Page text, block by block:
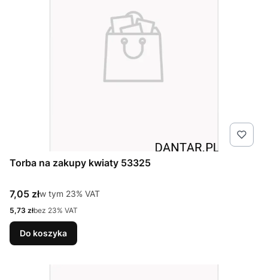
Torba na zakupy kwiaty 53325
Cena brutto
7,05 złw tym %s VAT
w tym 23% VAT
Cena netto
5,73 złbez 23% VAT
Do koszyka